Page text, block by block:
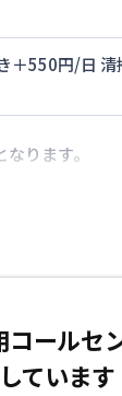
550円/日
ります。
コールセ
ています